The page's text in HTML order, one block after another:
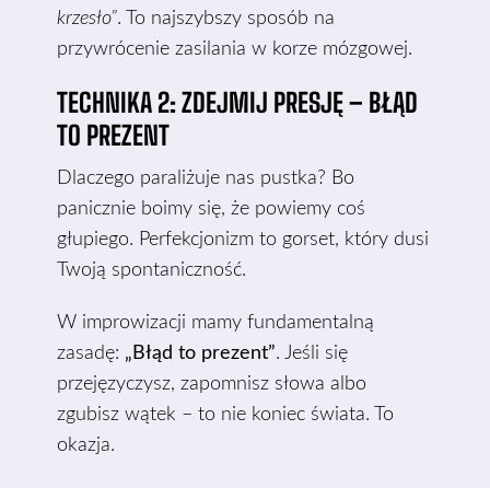
krzesło”. To najszybszy sposób na
przywrócenie zasilania w korze mózgowej.
TECHNIKA 2: ZDEJMIJ PRESJĘ – BŁĄD
TO PREZENT
Dlaczego paraliżuje nas pustka? Bo
panicznie boimy się, że powiemy coś
głupiego. Perfekcjonizm to gorset, który dusi
Twoją spontaniczność.
W improwizacji mamy fundamentalną
zasadę: „Błąd to prezent”. Jeśli się
przejęzyczysz, zapomnisz słowa albo
zgubisz wątek – to nie koniec świata. To
okazja.